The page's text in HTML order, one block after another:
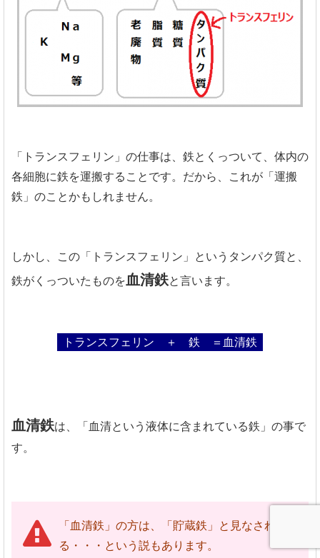
「トランスフェリン」の仕事は、鉄とくっついて、体内の
各細胞に鉄を運搬することです。だから、これが「運搬
鉄」のことかもしれません。
しかし、この「トランスフェリン」というタンパク質と、
鉄がくっついたものを血清鉄と言います。
トランスフェリン ＋ 鉄 ＝血清鉄
血清鉄は、「血清という液体に含まれている鉄」の事で
す。
「血清鉄」の方は、「貯蔵鉄」と見なされ
る・・・という説もあります。